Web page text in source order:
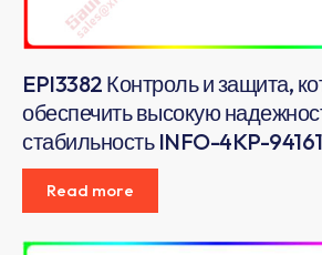
EPI3382 Контроль и защита,
обеспечить высокую
стабильность INFO-4KP-94161
Read more